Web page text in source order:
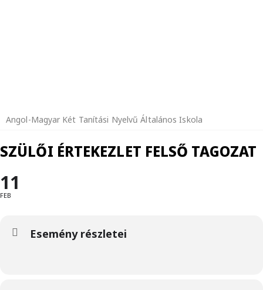
Angol-Magyar Két Tanítási Nyelvű Általános Iskola
SZÜLŐI ÉRTEKEZLET FELSŐ TAGOZAT
11
FEB
Esemény részletei